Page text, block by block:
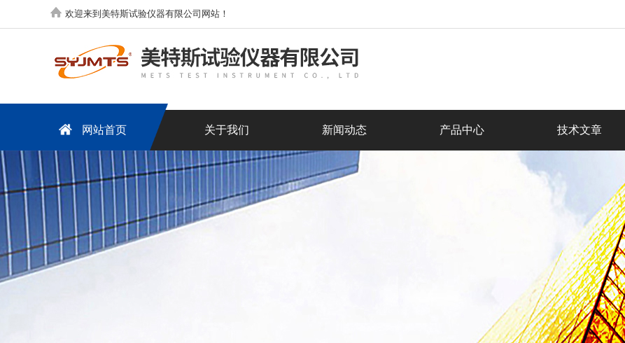
欢迎来到美特斯试验仪器有限公司网站！
网站首页 关于我们 新闻动态 产品中心 技术文章